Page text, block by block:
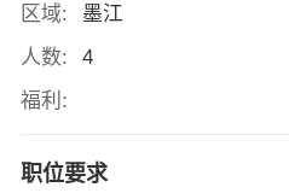
区域:
墨江
人数:
4
福利:
职位要求